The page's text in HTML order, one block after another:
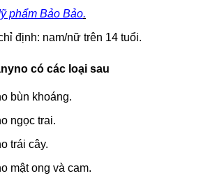
phẩm Bảo Bảo.
định: nam/nữ trên 14 tuổi.
có các loại sau
bùn khoáng.
ngọc trai.
trái cây.
mật ong và cam.